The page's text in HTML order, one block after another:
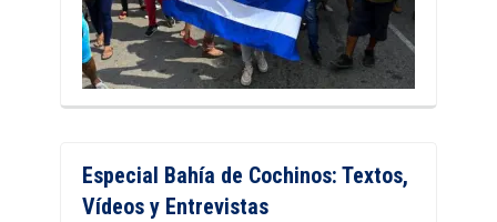
Especial Bahía de Cochinos: Textos,
Vídeos y Entrevistas